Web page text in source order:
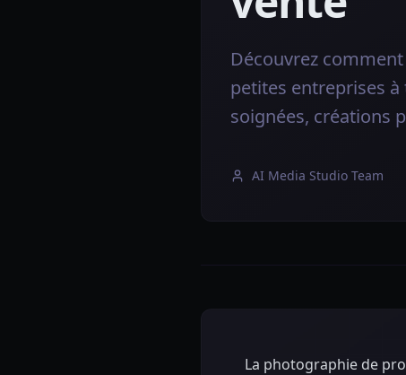
Découvrez
petites entreprises
soignées, créations
AI Media Studio Team
La photographie de